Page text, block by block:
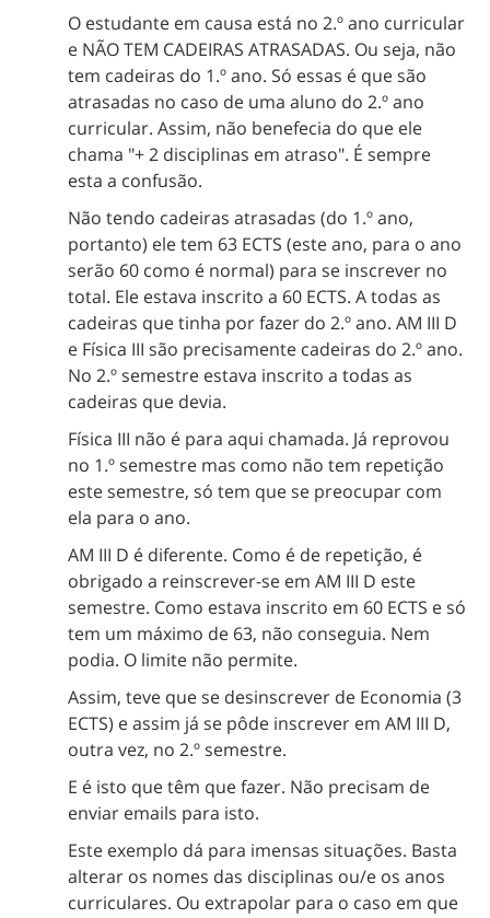
O estudante em causa está no 2.º ano curricular
e NÃO TEM CADEIRAS ATRASADAS. Ou seja, não
tem cadeiras do 1.º ano. Só essas é que são
atrasadas no caso de uma aluno do 2.º ano
curricular. Assim, não benefecia do que ele
chama "+ 2 disciplinas em atraso". É sempre
esta a confusão.
Não tendo cadeiras atrasadas (do 1.º ano,
portanto) ele tem 63 ECTS (este ano, para o ano
serão 60 como é normal) para se inscrever no
total. Ele estava inscrito a 60 ECTS. A todas as
cadeiras que tinha por fazer do 2.º ano. AM III D
e Física III são precisamente cadeiras do 2.º ano.
No 2.º semestre estava inscrito a todas as
cadeiras que devia.
Física III não é para aqui chamada. Já reprovou
no 1.º semestre mas como não tem repetição
este semestre, só tem que se preocupar com
ela para o ano.
AM III D é diferente. Como é de repetição, é
obrigado a reinscrever-se em AM III D este
semestre. Como estava inscrito em 60 ECTS e só
tem um máximo de 63, não conseguia. Nem
podia. O limite não permite.
Assim, teve que se desinscrever de Economia (3
ECTS) e assim já se pôde inscrever em AM III D,
outra vez, no 2.º semestre.
E é isto que têm que fazer. Não precisam de
enviar emails para isto.
Este exemplo dá para imensas situações. Basta
alterar os nomes das disciplinas ou/e os anos
curriculares. Ou extrapolar para o caso em que